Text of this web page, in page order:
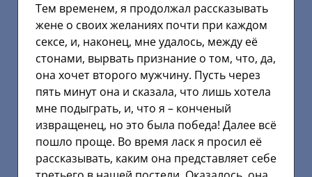
Тем временем, я продолжал рассказывать
жене о своих желаниях почти при каждом
сексе, и, наконец, мне удалось, между её
стонами, вырвать признание о том, что, да,
она хочет второго мужчину. Пусть через
пять минут она и сказала, что лишь хотела
мне подыграть, и, что я – конченый
извращенец, но это была победа! Далее всё
пошло проще. Во время ласк я просил её
рассказывать, каким она представляет себе